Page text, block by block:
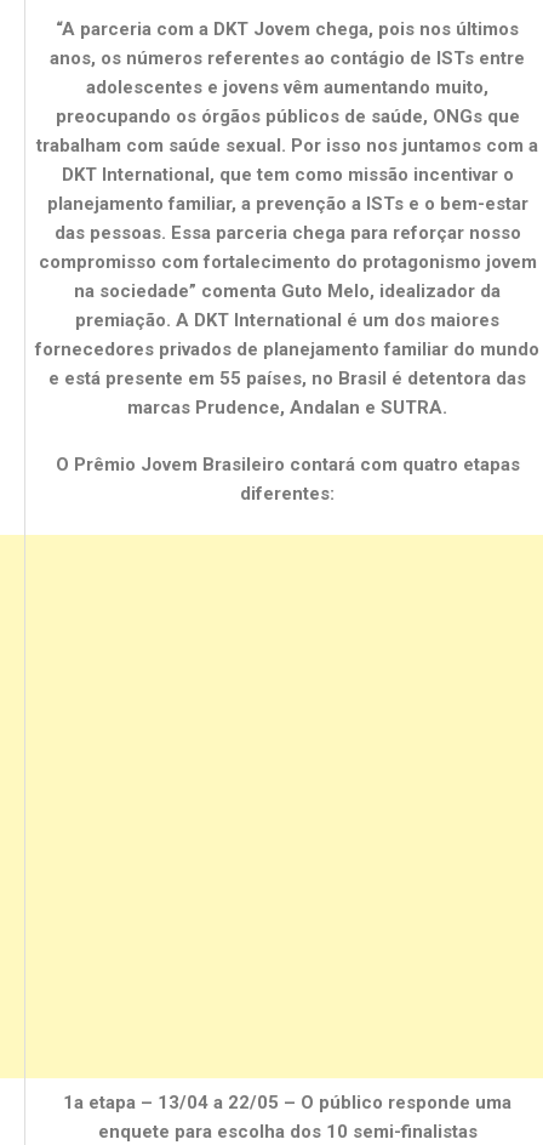
“A parceria com a DKT Jovem chega, pois nos últimos
anos, os números referentes ao contágio de ISTs entre
adolescentes e jovens vêm aumentando muito,
preocupando os órgãos públicos de saúde, ONGs que
trabalham com saúde sexual. Por isso nos juntamos com a
DKT International, que tem como missão incentivar o
planejamento familiar, a prevenção a ISTs e o bem-estar
das pessoas. Essa parceria chega para reforçar nosso
compromisso com fortalecimento do protagonismo jovem
na sociedade” comenta Guto Melo, idealizador da
premiação. A DKT International é um dos maiores
fornecedores privados de planejamento familiar do mundo
e está presente em 55 países, no Brasil é detentora das
marcas Prudence, Andalan e SUTRA.
O Prêmio Jovem Brasileiro contará com quatro etapas
diferentes:
1a etapa – 13/04 a 22/05 – O público responde uma
enquete para escolha dos 10 semi-finalistas